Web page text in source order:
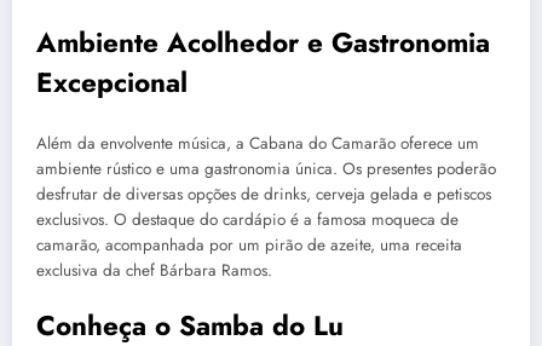
Ambiente Acolhedor e Gastronomia
Excepcional
Além da envolvente música, a Cabana do Camarão oferece um
ambiente rústico e uma gastronomia única. Os presentes poderão
desfrutar de diversas opções de drinks, cerveja gelada e petiscos
exclusivos. O destaque do cardápio é a famosa moqueca de
camarão, acompanhada por um pirão de azeite, uma receita
exclusiva da chef Bárbara Ramos.
Conheça o Samba do Lu